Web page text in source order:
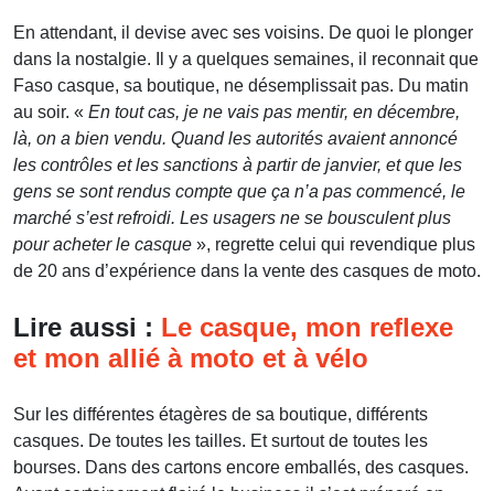
En attendant, il devise avec ses voisins. De quoi le plonger
dans la nostalgie. Il y a quelques semaines, il reconnait que
Faso casque, sa boutique, ne désemplissait pas. Du matin
au soir. « En tout cas, je ne vais pas mentir, en décembre,
là, on a bien vendu. Quand les autorités avaient annoncé
les contrôles et les sanctions à partir de janvier, et que les
gens se sont rendus compte que ça n’a pas commencé, le
marché s’est refroidi. Les usagers ne se bousculent plus
pour acheter le casque », regrette celui qui revendique plus
de 20 ans d’expérience dans la vente des casques de moto.
Lire aussi : Le casque, mon reflexe
et mon allié à moto et à vélo
Sur les différentes étagères de sa boutique, différents
casques. De toutes les tailles. Et surtout de toutes les
bourses. Dans des cartons encore emballés, des casques.